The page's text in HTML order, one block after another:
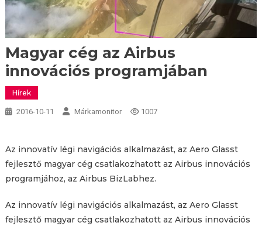
Magyar cég az Airbus
innovációs programjában
Hírek
2016-10-11 Márkamonitor 1007
Az innovatív légi navigációs alkalmazást, az Aero Glasst
fejlesztő magyar cég csatlakozhatott az Airbus innovációs
programjához, az Airbus BizLabhez.
Az innovatív légi navigációs alkalmazást, az Aero Glasst
fejlesztő magyar cég csatlakozhatott az Airbus innovációs